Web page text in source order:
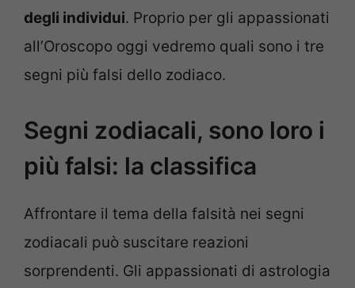
degli individui. Proprio per gli appassionati
all’Oroscopo oggi vedremo quali sono i tre
segni più falsi dello zodiaco.
Segni zodiacali, sono loro i
più falsi: la classifica
Affrontare il tema della falsità nei segni
zodiacali può suscitare reazioni
sorprendenti. Gli appassionati di astrologia